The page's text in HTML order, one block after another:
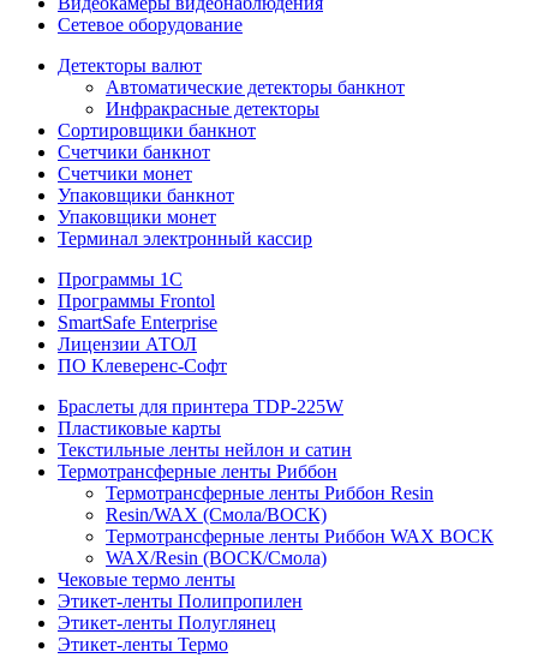
Сетевое оборудование
Детекторы валют
Автоматические детекторы банкнот
Инфракрасные детекторы
Сортировщики банкнот
Счетчики банкнот
Счетчики монет
Упаковщики банкнот
Упаковщики монет
Терминал электронный кассир
Программы 1C
Программы Frontol
SmartSafe Enterprise
Лицензии АТОЛ
ПО Клеверенс-Софт
Браслеты для принтера TDP-225W
Пластиковые карты
Текстильные ленты нейлон и сатин
Термотрансферные ленты Риббон
Термотрансферные ленты Риббон Resin
Resin/WAX (Смола/ВОСК)
Термотрансферные ленты Риббон WAX ВОСК
WAX/Resin (ВОСК/Смола)
Чековые термо ленты
Этикет-ленты Полипропилен
Этикет-ленты Полуглянец
Этикет-ленты Термо